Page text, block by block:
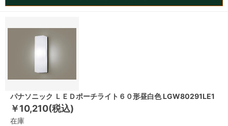
パナソニック ＬＥＤポーチライト６０形昼白色 LGW80291LE1
￥10,210(税込)
在庫